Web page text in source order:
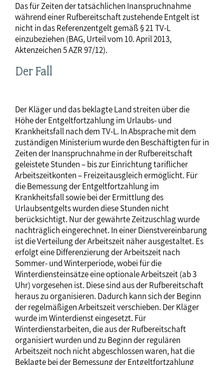
Das für Zeiten der tatsächlichen Inanspruchnahme
während einer Rufbereitschaft zustehende Entgelt ist
nicht in das Referenzentgelt gemäß § 21 TV-L
einzubeziehen (BAG, Urteil vom 10. April 2013,
Aktenzeichen 5 AZR 97/12).
Der Fall
Der Kläger und das beklagte Land streiten über die
Höhe der Entgeltfortzahlung im Urlaubs- und
Krankheitsfall nach dem TV-L. In Absprache mit dem
zuständigen Ministerium wurde den Beschäftigten für in
Zeiten der Inanspruchnahme in der Rufbereitschaft
geleistete Stunden – bis zur Einrichtung tariflicher
Arbeitszeitkonten – Freizeitausgleich ermöglicht. Für
die Bemessung der Entgeltfortzahlung im
Krankheitsfall sowie bei der Ermittlung des
Urlaubsentgelts wurden diese Stunden nicht
berücksichtigt. Nur der gewährte Zeitzuschlag wurde
nachträglich eingerechnet. In einer Dienstvereinbarung
ist die Verteilung der Arbeitszeit näher ausgestaltet. Es
erfolgt eine Differenzierung der Arbeitszeit nach
Sommer- und Winterperiode, wobei für die
Winterdiensteinsätze eine optionale Arbeitszeit (ab 3
Uhr) vorgesehen ist. Diese sind aus der Rufbereitschaft
heraus zu organisieren. Dadurch kann sich der Beginn
der regelmäßigen Arbeitszeit verschieben. Der Kläger
wurde im Winterdienst eingesetzt. Für
Winterdienstarbeiten, die aus der Rufbereitschaft
organisiert wurden und zu Beginn der regulären
Arbeitszeit noch nicht abgeschlossen waren, hat die
Beklagte bei der Bemessung der Entgeltfortzahlung